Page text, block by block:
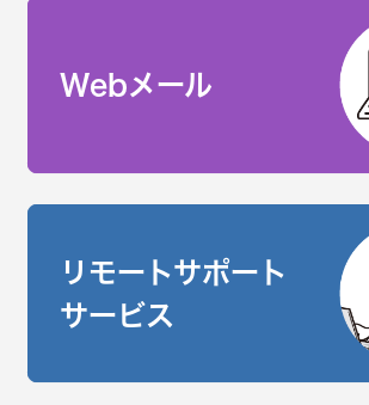
Webメール
リモートサポート
サービス